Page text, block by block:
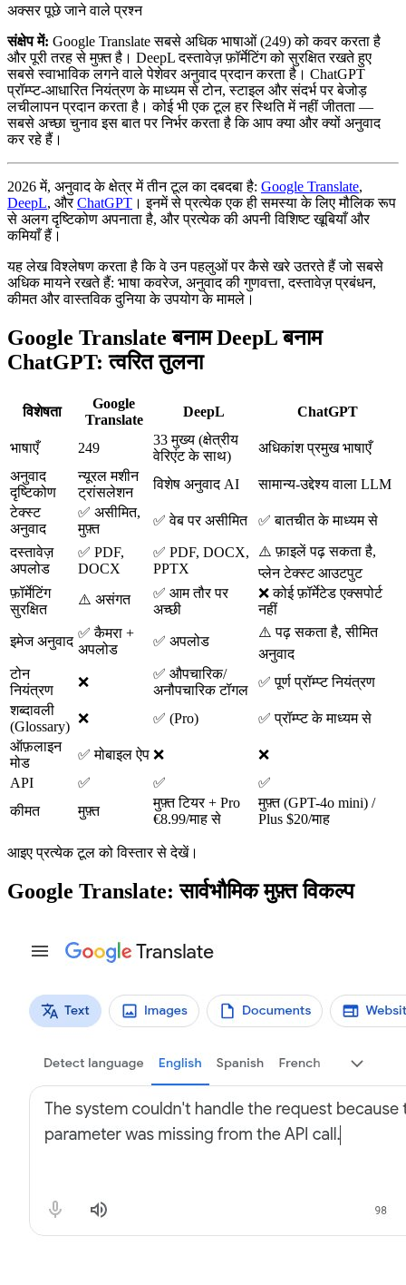
अक्सर पूछे जाने वाले प्रश्न
संक्षेप में: Google Translate सबसे अधिक भाषाओं (249) को कवर करता है
और पूरी तरह से मुफ़्त है। DeepL दस्तावेज़ फ़ॉर्मेटिंग को सुरक्षित रखते हुए
सबसे स्वाभाविक लगने वाले पेशेवर अनुवाद प्रदान करता है। ChatGPT
प्रॉम्प्ट-आधारित नियंत्रण के माध्यम से टोन, स्टाइल और संदर्भ पर बेजोड़
लचीलापन प्रदान करता है। कोई भी एक टूल हर स्थिति में नहीं जीतता —
सबसे अच्छा चुनाव इस बात पर निर्भर करता है कि आप क्या और क्यों अनुवाद
कर रहे हैं।
2026 में, अनुवाद के क्षेत्र में तीन टूल का दबदबा है: Google Translate,
DeepL, औरChatGPT । इनमें से प्रत्येक एक ही समस्या के लिए मौलिक रूप
से अलग दृष्टिकोण अपनाता है, और प्रत्येक की अपनी विशिष्ट खूबियाँ और
कमियाँ हैं।
यह लेख विश्लेषण करता है कि वे उन पहलुओं पर कैसे खरे उतरते हैं जो सबसे
अधिक मायने रखते हैं: भाषा कवरेज, अनुवाद की गुणवत्ता, दस्तावेज़ प्रबंधन,
कीमत और वास्तविक दुनिया के उपयोग के मामले।
Google Translate बनाम DeepL बनाम
ChatGPT: त्वरित तुलना
विशेषता
Google
Translate
DeepL ChatGPT
भाषाएँ 249
33 मुख्य (क्षेत्रीय
वेरिएंट के साथ)
अधिकांश प्रमुख भाषाएँ
अनुवाद
दृष्टिकोण
न्यूरल मशीन
ट्रांसलेशन
विशेष अनुवाद AI
सामान्य-उद्देश्य वाला LLM
टेक्स्ट
अनुवाद
✅ असीमित,
मुफ़्त
✅ वेब पर असीमित ✅ बातचीत के माध्यम से
दस्तावेज़
अपलोड
✅ PDF,
DOCX
✅ PDF, DOCX,
PPTX
⚠️ फ़ाइलें पढ़ सकता है,
प्लेन टेक्स्ट आउटपुट
फ़ॉर्मेटिंग
सुरक्षित
⚠️ असंगत
✅ आम तौर पर
अच्छी
❌ कोई फ़ॉर्मेटेड एक्सपोर्ट
नहीं
इमेज अनुवाद
✅ कैमरा +
अपलोड
✅ अपलोड
⚠️ पढ़ सकता है, सीमित
अनुवाद
टोन
नियंत्रण
❌
✅ औपचारिक/
अनौपचारिक टॉगल
✅ पूर्ण प्रॉम्प्ट नियंत्रण
शब्दावली
(Glossary)
❌ ✅ (Pro)
✅ प्रॉम्प्ट के माध्यम से
ऑफ़लाइन
मोड
✅ मोबाइल ऐप ❌
❌
API
✅ ✅
✅
कीमत
मुफ़्त
मुफ़्त टियर + Pro
€8.99/माह से
मुफ़्त (GPT-4o mini) /
Plus $20/माह
आइए प्रत्येक टूल को विस्तार से देखें।
Google Translate: सार्वभौमिक मुफ़्त विकल्प